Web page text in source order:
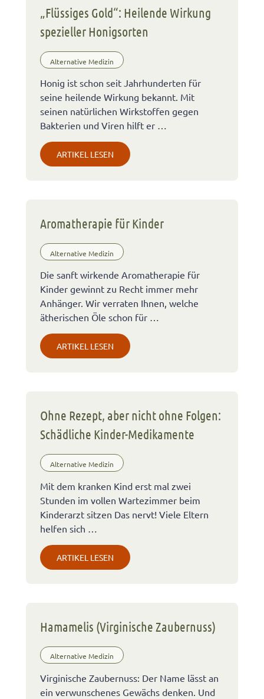
„Flüssiges Gold“: Heilende Wirkung
spezieller Honigsorten
Alternative Medizin
Honig ist schon seit Jahrhunderten für
seine heilende Wirkung bekannt. Mit
seinen natürlichen Wirkstoffen gegen
Bakterien und Viren hilft er …
ARTIKEL LESEN
Aromatherapie für Kinder
Alternative Medizin
Die sanft wirkende Aromatherapie für
Kinder gewinnt zu Recht immer mehr
Anhänger. Wir verraten Ihnen, welche
ätherischen Öle schon für …
ARTIKEL LESEN
Ohne Rezept, aber nicht ohne Folgen:
Schädliche Kinder-Medikamente
Alternative Medizin
Mit dem kranken Kind erst mal zwei
Stunden im vollen Wartezimmer beim
Kinderarzt sitzen Das nervt! Viele Eltern
helfen sich …
ARTIKEL LESEN
Hamamelis (Virginische Zaubernuss)
Alternative Medizin
Virginische Zaubernuss: Der Name lässt an
ein verwunschenes Gewächs denken. Und